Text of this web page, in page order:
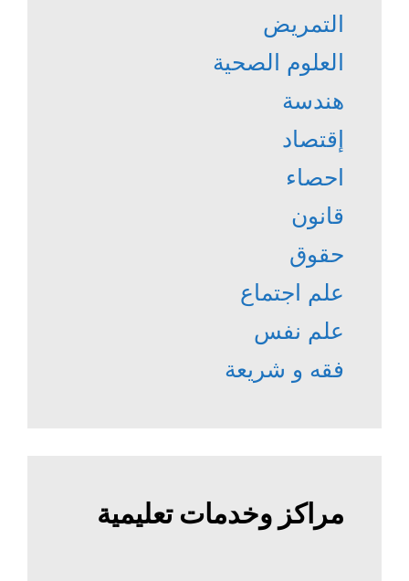
التمريض
العلوم الصحية
هندسة
إقتصاد
احصاء
قانون
حقوق
علم اجتماع
علم نفس
فقه و شريعة
مراكز وخدمات تعليمية